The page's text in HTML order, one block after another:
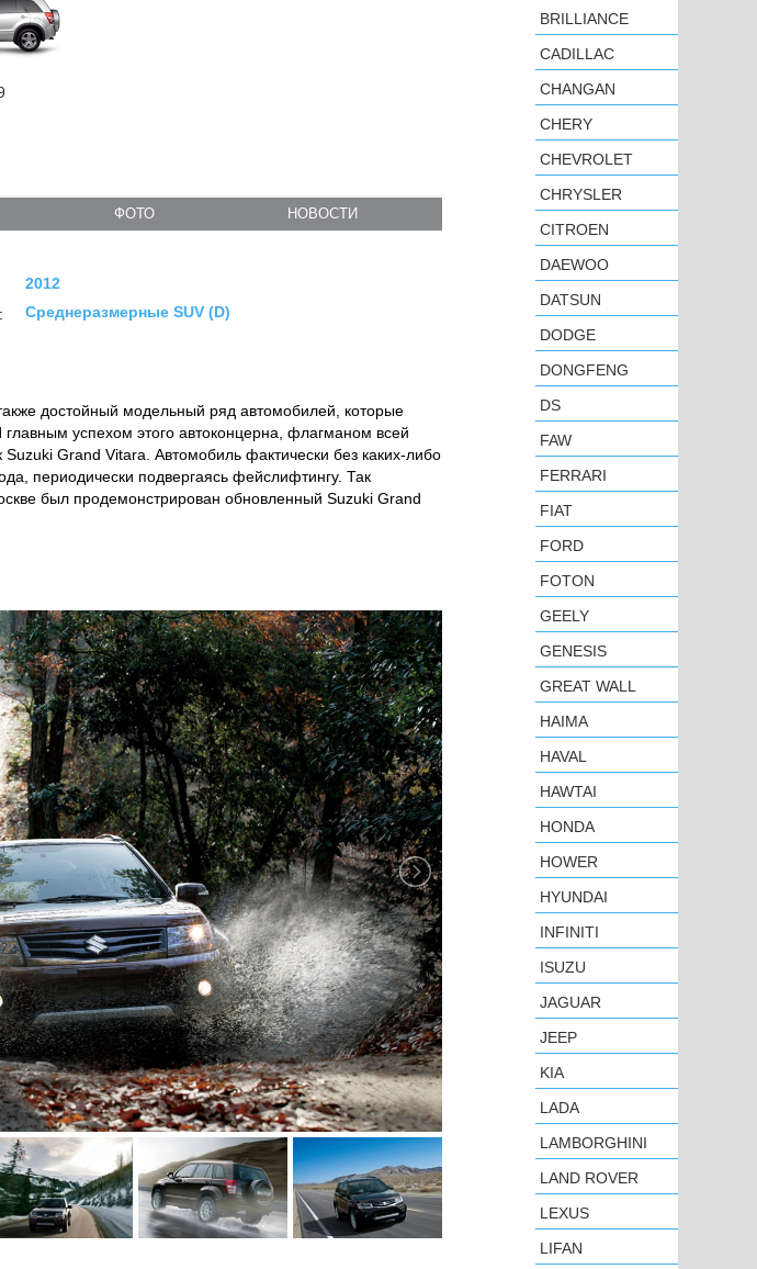
ФОТО НОВОСТИ
2012
Среднеразмерные SUV (D)
достойный модельный ряд автомобилей, которые
успехом этого автоконцерна, флагманом всей
Grand Vitara. Автомобиль фактически без каких-либо
периодически подвергаясь фейслифтингу. Так
был продемонстрирован обновленный Suzuki Grand
BRILLIANCE
CADILLAC
CHANGAN
CHERY
CHEVROLET
CHRYSLER
CITROEN
DAEWOO
DATSUN
DODGE
DONGFENG
DS
FAW
FERRARI
FIAT
FORD
FOTON
GEELY
GENESIS
GREAT WALL
HAIMA
HAVAL
HAWTAI
HONDA
HOWER
HYUNDAI
INFINITI
ISUZU
JAGUAR
JEEP
KIA
LADA
LAMBORGHINI
LAND ROVER
LEXUS
LIFAN